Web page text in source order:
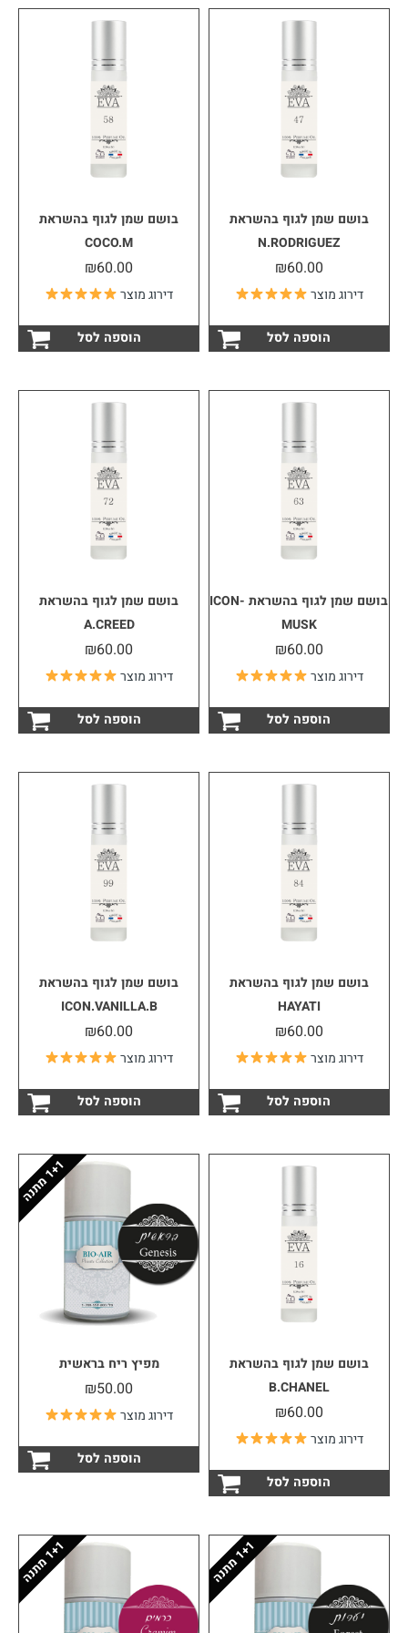
בושם שמן לגוף בהשראת
N.RODRIGUEZ
₪60.00
דירוג מוצר
הוספה לסל
בושם שמן לגוף בהשראת
COCO.M
₪60.00
דירוג מוצר
הוספה לסל
בושם שמן לגוף בהשראת ICON-
MUSK
₪60.00
דירוג מוצר
הוספה לסל
בושם שמן לגוף בהשראת
A.CREED
₪60.00
דירוג מוצר
הוספה לסל
בושם שמן לגוף בהשראת
HAYATI
₪60.00
דירוג מוצר
הוספה לסל
בושם שמן לגוף בהשראת
ICON.VANILLA.B
₪60.00
דירוג מוצר
הוספה לסל
בושם שמן לגוף בהשראת
B.CHANEL
₪60.00
דירוג מוצר
הוספה לסל
1
+
1
מ
ת
נ
ה
מפיץ ריח בראשית
₪50.00
דירוג מוצר
הוספה לסל
1
+
1
מ
ת
נ
ה
1
+
1
מ
ת
נ
ה